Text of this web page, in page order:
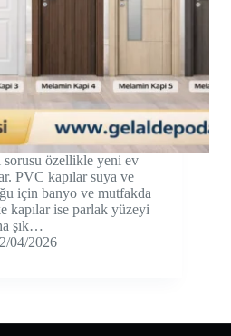
sorusu özellikle yeni ev
PVC kapılar suya ve
için banyo ve mutfakda
kapılar ise parlak yüzeyi
şık…
04/2026